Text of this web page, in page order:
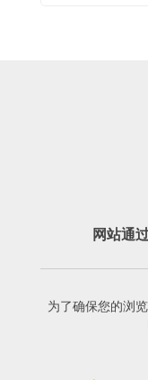
网站通
为了确保您的浏